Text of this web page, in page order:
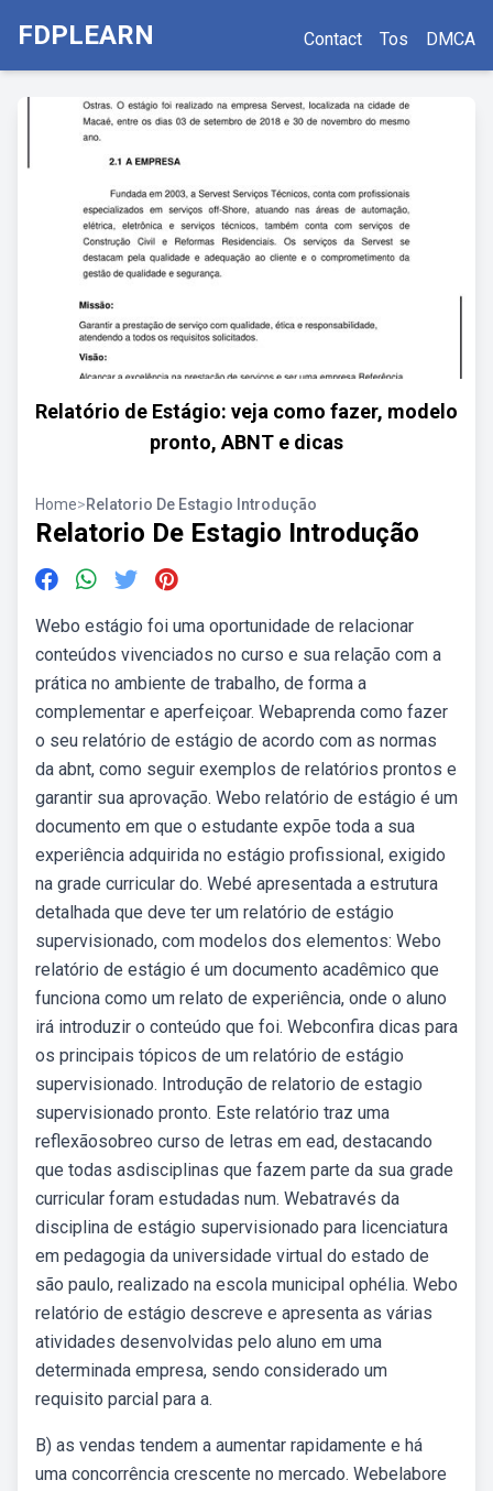
FDPLEARN Contact Tos DMCA
Relatório de Estágio: veja como fazer, modelo
pronto, ABNT e dicas
Home>Relatorio De Estagio Introdução
Relatorio De Estagio Introdução
Webo estágio foi uma oportunidade de relacionar
conteúdos vivenciados no curso e sua relação com a
prática no ambiente de trabalho, de forma a
complementar e aperfeiçoar. Webaprenda como fazer
o seu relatório de estágio de acordo com as normas
da abnt, como seguir exemplos de relatórios prontos e
garantir sua aprovação. Webo relatório de estágio é um
documento em que o estudante expõe toda a sua
experiência adquirida no estágio profissional, exigido
na grade curricular do. Webé apresentada a estrutura
detalhada que deve ter um relatório de estágio
supervisionado, com modelos dos elementos: Webo
relatório de estágio é um documento acadêmico que
funciona como um relato de experiência, onde o aluno
irá introduzir o conteúdo que foi. Webconfira dicas para
os principais tópicos de um relatório de estágio
supervisionado. Introdução de relatorio de estagio
supervisionado pronto. Este relatório traz uma
reflexãosobreo curso de letras em ead, destacando
que todas asdisciplinas que fazem parte da sua grade
curricular foram estudadas num. Webatravés da
disciplina de estágio supervisionado para licenciatura
em pedagogia da universidade virtual do estado de
são paulo, realizado na escola municipal ophélia. Webo
relatório de estágio descreve e apresenta as várias
atividades desenvolvidas pelo aluno em uma
determinada empresa, sendo considerado um
requisito parcial para a.
B) as vendas tendem a aumentar rapidamente e há
uma concorrência crescente no mercado. Webelabore